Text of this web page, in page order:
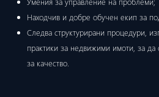
Находчив и добре обучен екип за
Следва структурирани процедури,
практики за недвижими имоти, за
за качество.